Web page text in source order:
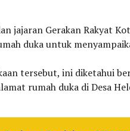
jajaran Gerakan Rakyat
duka untuk
tersebut, ini diketahui
rumah duka di Desa